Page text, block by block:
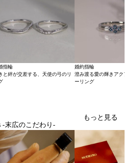
指輪
と絆が交差する、天使の弓のリ
婚約指輪
澄み渡る愛の輝きアク
ーリング
-末広のこだわり-
もっと見る